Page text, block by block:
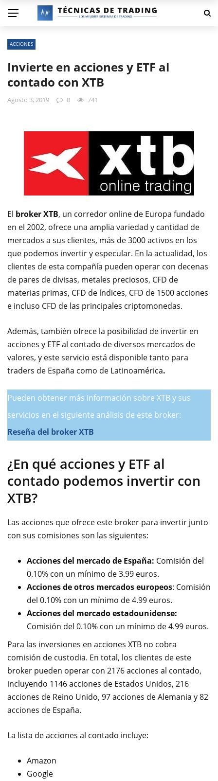
ACCIONES
Invierte en acciones y ETF al
contado con XTB
Agosto 3, 2019 0 741
El broker XTB, un corredor online de Europa fundado
en el 2002, ofrece una amplia variedad y cantidad de
mercados a sus clientes, más de 3000 activos en los
que podemos invertir y especular. En la actualidad, los
clientes de esta compañía pueden operar con decenas
de pares de divisas, metales preciosos, CFD de
materias primas, CFD de índices, CFD de 1500 acciones
e incluso CFD de las principales criptomonedas.
Además, también ofrece la posibilidad de invertir en
acciones y ETF al contado de diversos mercados de
valores, y este servicio está disponible tanto para
traders de España como de Latinoamérica.
Pueden obtener más información sobre XTB y sus
servicios en el siguiente análisis de este broker:
Reseña del broker XTB
¿En qué acciones y ETF al
contado podemos invertir con
XTB?
Las acciones que ofrece este broker para invertir junto
con sus comisiones son las siguientes:
Acciones del mercado de España: Comisión del
0.10% con un mínimo de 3.99 euros.
Acciones de otros mercados europeos: Comisión
del 0.10% con un mínimo de 4.99 euros.
Acciones del mercado estadounidense:
Comisión del 0.10% con un mínimo de 4.99 euros.
Para las inversiones en acciones XTB no cobra
comisión de custodia. En total, los clientes de este
broker pueden operar con 2176 acciones al contado,
incluyendo 1146 acciones de Estados Unidos, 216
acciones de Reino Unido, 97 acciones de Alemania y 82
acciones de España.
La lista de acciones al contado incluye:
Amazon
Google